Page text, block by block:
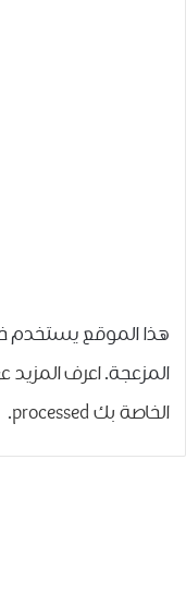
هذا الموقع يستخدم
المزعجة.اعرف المزيد
الخاصة بك processed
.